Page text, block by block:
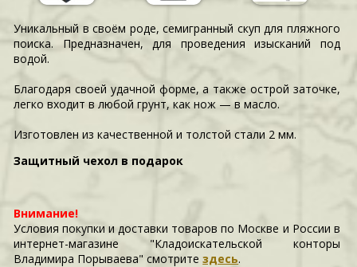
Уникальный в своём роде, семигранный скуп для пляжного
поиска. Предназначен, для проведения изысканий под
водой.
Благодаря своей удачной форме, а также острой заточке,
легко входит в любой грунт, как нож — в масло.
Изготовлен из качественной и толстой стали 2 мм.
Защитный чехол в подарок
Внимание!
Условия покупки и доставки товаров по Москве и России в
интернет-магазине "Кладоискательской конторы
Владимира Порываева" смотритездесь.